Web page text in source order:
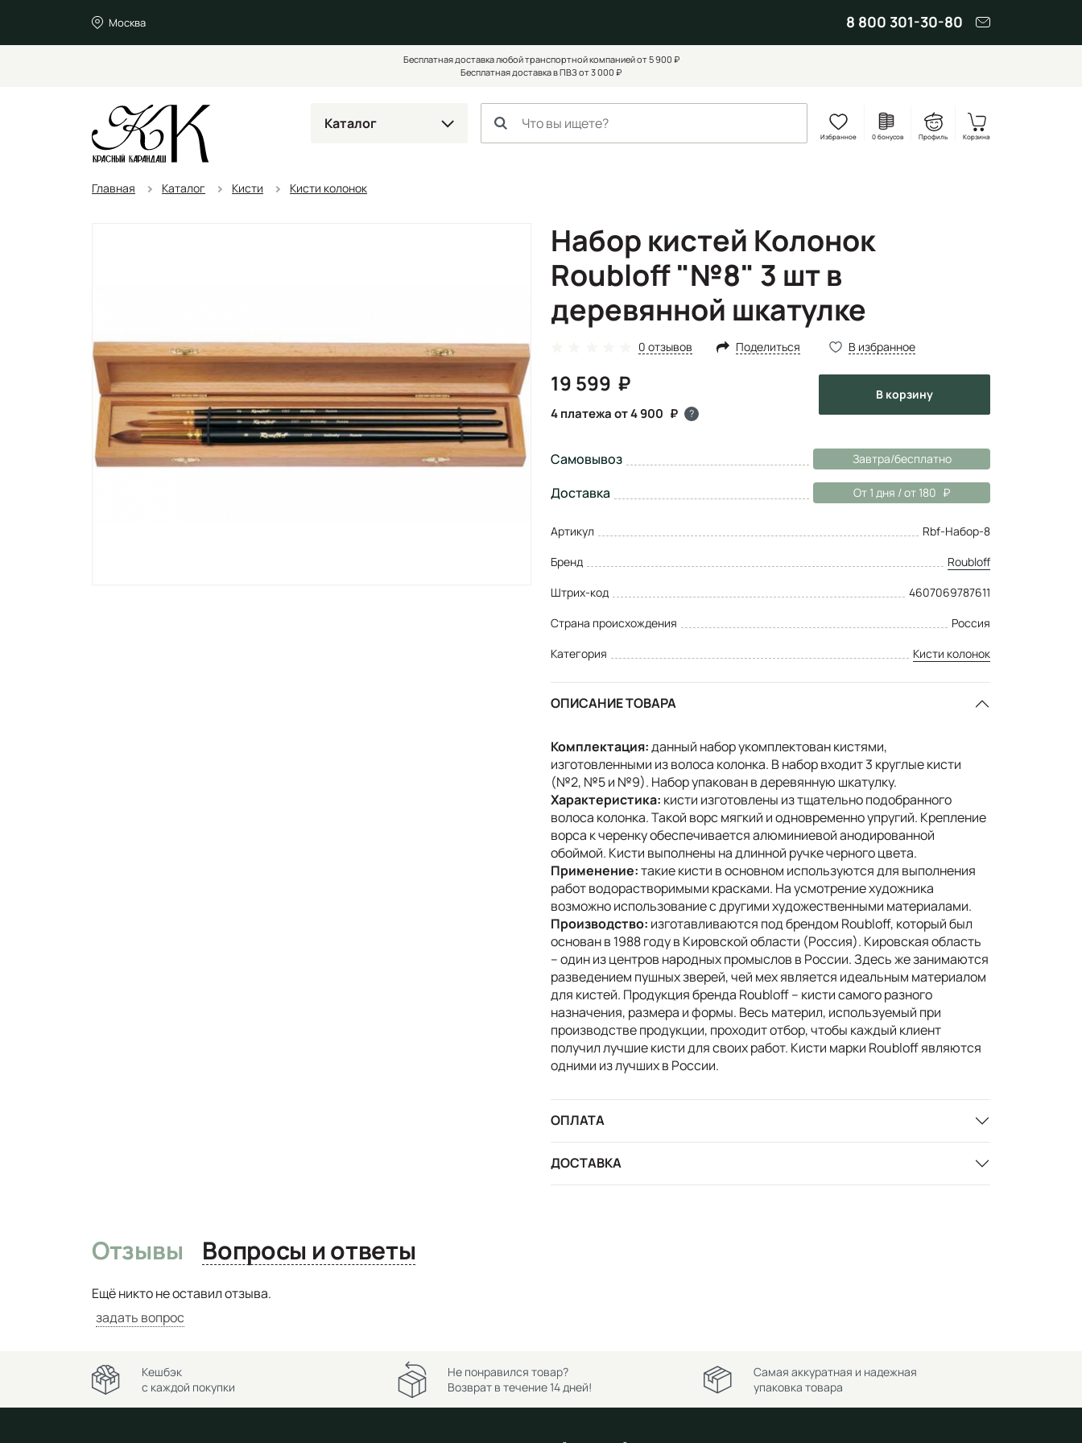
Москва 8 800 301-30-80
Бесплатная доставка любой транспортной компанией от 5 900 ₽
Бесплатная доставка в ПВЗ от 3 000 ₽
Каталог
Избранное 0 бонусов Профиль Корзина
Главная Каталог Кисти Кисти колонок
Набор кистей Колонок
Roubloff "№8" 3 шт в
деревянной шкатулке
0 отзывов Поделиться В избранное
19 599
4 платежа от 4 900 ?
в корзину
Самовывоз Завтра/бесплатно
Доставка От 1 дня / от 180
Артикул
Rbf-Набор-8
Бренд
Roubloff
Штрих-код
4607069787611
Страна происхождения
Россия
Категория
Кисти колонок
ОПИСАНИЕ ТОВАРА
Комплектация:данный набор укомплектован кистями,
изготовленными из волоса колонка. В набор входит 3 круглые кисти
(№2, №5 и №9). Набор упакован в деревянную шкатулку.
Характеристика: кисти изготовлены из тщательно подобранного
волоса колонка. Такой ворс мягкий и одновременно упругий. Крепление
ворса к черенку обеспечивается алюминиевой анодированной
обоймой. Кисти выполнены на длинной ручке черного цвета.
Применение:такие кисти в основном используются для выполнения
работ водорастворимыми красками. На усмотрение художника
возможно использование с другими художественными материалами.
Производство: изготавливаются под брендом Roubloff, который был
основан в 1988 году в Кировской области (Россия). Кировская область
– один из центров народных промыслов в России. Здесь же занимаются
разведением пушных зверей, чей мех является идеальным материалом
для кистей. Продукция бренда Roubloff – кисти самого разного
назначения, размера и формы. Весь материл, используемый при
производстве продукции, проходит отбор, чтобы каждый клиент
получил лучшие кисти для своих работ. Кисти марки Roubloff являются
одними из лучших в России.
ОПЛАТА
ДОСТАВКА
Отзывы Вопросы и ответы
Ещё никто не оставил отзыва.
задать вопрос
Кешбэк
с каждой покупки
Не понравился товар?
Возврат в течение 14 дней!
Самая аккуратная и надежная
упаковка товара